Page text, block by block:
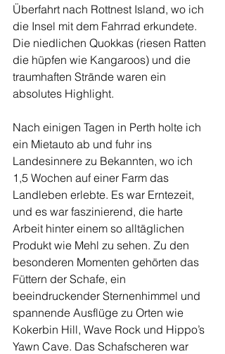
Überfahrt nach Rottnest Island, wo ich
die Insel mit dem Fahrrad erkundete.
Die niedlichen Quokkas (riesen Ratten
die hüpfen wie Kangaroos) und die
traumhaften Strände waren ein
absolutes Highlight.
Nach einigen Tagen in Perth holte ich
ein Mietauto ab und fuhr ins
Landesinnere zu Bekannten, wo ich
1,5 Wochen auf einer Farm das
Landleben erlebte. Es war Erntezeit,
und es war faszinierend, die harte
Arbeit hinter einem so alltäglichen
Produkt wie Mehl zu sehen. Zu den
besonderen Momenten gehörten das
Füttern der Schafe, ein
beeindruckender Sternenhimmel und
spannende Ausflüge zu Orten wie
Kokerbin Hill, Wave Rock und Hippo’s
Yawn Cave. Das Schafscheren war